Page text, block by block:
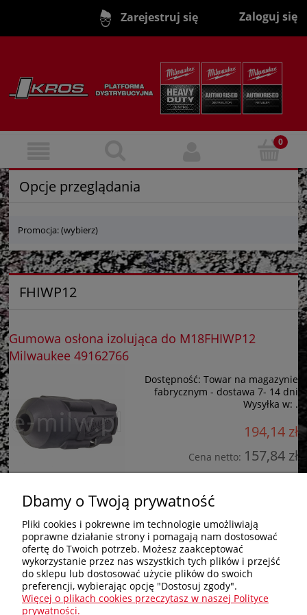
Zarejestruj się Zaloguj się
Opcje przeglądania
Promocja: (wybierz)
FHIWP12
Gumowa osłona izolująca do M18FHIWP12
Milwaukee 49162766
Dostępność: Towar na magazynie
fabrycznym - dostawa 7- 14 dni
Wysyłka w: .
194,14 zł
Cena netto: 157,84 zł
Zakupy
Pomoc
Dbamy o Twoją prywatność
Pliki cookies i pokrewne im technologie umożliwiają
poprawne działanie strony i pomagają nam dostosować
ofertę do Twoich potrzeb. Możesz zaakceptować
wykorzystanie przez nas wszystkich tych plików i przejść
do sklepu lub dostosować użycie plików do swoich
preferencji, wybierając opcję "Dostosuj zgody".
Więcej o plikach cookies przeczytasz w naszej Polityce
prywatności.